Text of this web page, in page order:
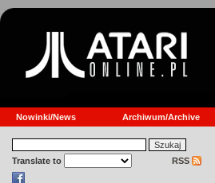
Nowinki/News Archiwum/Archive
Translate to RSS